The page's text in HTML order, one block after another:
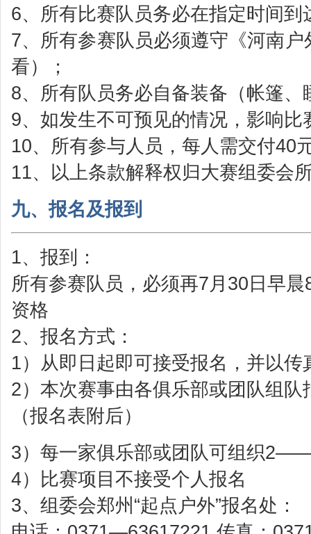
6、所有比赛队员务必在指定时间到
7、所有参赛队员必须遵守《河南
看）；
8、所有队员务必自备装备（帐篷
9、如发生不可预见的情况，影响
10、所有参与人员，每人需交付40
11、以上条款解释权归大赛组委
九、报名及报到
1、报到：
所有参赛队员，必须再7月30日早
资格
2、报名方式：
1）从即日起即可接受报名，并以传
2）本次赛事由各俱乐部或团队组
（报名表附后）
3）每一家俱乐部或团队可组织
4）比赛项目不接受个人报名
3、组委会郑州“起点户外”报名处：